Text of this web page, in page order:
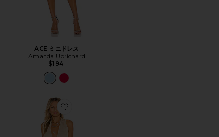
ACE ミニドレス
Amanda Uprichard
$194
Favorite COSITA BUENA ドレス